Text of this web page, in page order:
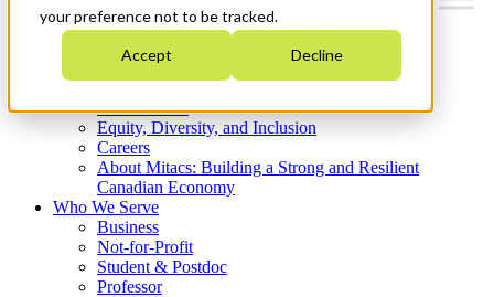
your preference not to be tracked.
Accept Decline
Who We Are
Strategic Plan 2026-2030
What We Do
Equity, Diversity, and Inclusion
Careers
About Mitacs: Building a Strong and Resilient
Canadian Economy
Who We Serve
Business
Not-for-Profit
Student & Postdoc
Professor